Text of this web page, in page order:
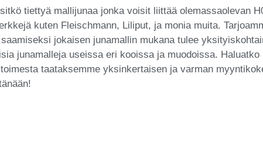
tiettyä mallijunaa jonka voisit liittää olemassaolevan
kuten Fleischmann, Liliput, ja monia muita.
jokaisen junamallin mukana tulee
junamalleja useissa eri kooissa ja muodoissa.
taataksemme yksinkertaisen ja varman